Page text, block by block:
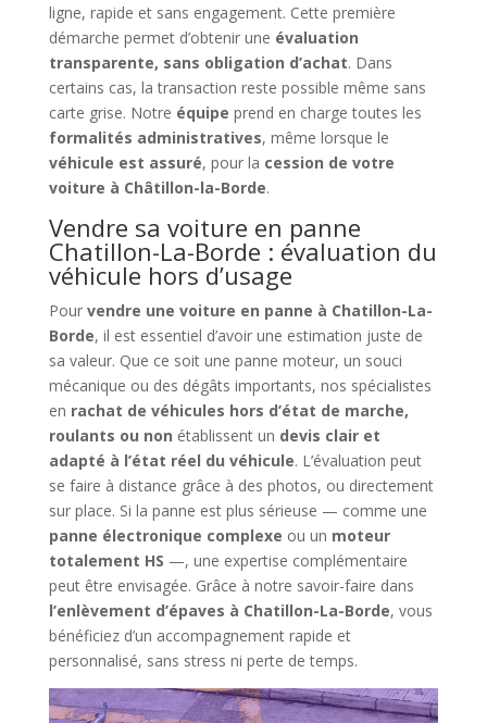
ligne, rapide et sans engagement. Cette première
démarche permet d’obtenir une évaluation
transparente, sans obligation d’achat. Dans
certains cas, la transaction reste possible même sans
carte grise. Notre équipe prend en charge toutes les
formalités administratives, même lorsque le
véhicule est assuré, pour la cession de votre
voiture à Châtillon-la-Borde.
Vendre sa voiture en panne
Chatillon-La-Borde : évaluation du
véhicule hors d’usage
Pour vendre une voiture en panne à Chatillon-La-
Borde, il est essentiel d’avoir une estimation juste de
sa valeur. Que ce soit une panne moteur, un souci
mécanique ou des dégâts importants, nos spécialistes
en rachat de véhicules hors d’état de marche,
roulants ou non établissent un devis clair et
adapté à l’état réel du véhicule. L’évaluation peut
se faire à distance grâce à des photos, ou directement
sur place. Si la panne est plus sérieuse — comme une
panne électronique complexe ou un moteur
totalement HS —, une expertise complémentaire
peut être envisagée. Grâce à notre savoir-faire dans
l’enlèvement d’épaves à Chatillon-La-Borde, vous
bénéficiez d’un accompagnement rapide et
personnalisé, sans stress ni perte de temps.